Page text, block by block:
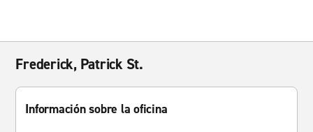
Frederick, Patrick St.
Información sobre la oficina